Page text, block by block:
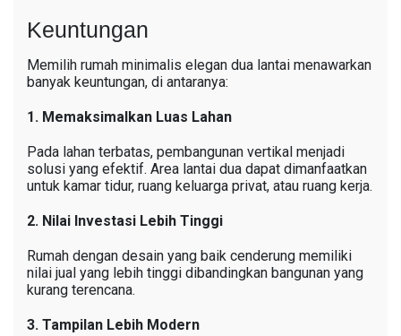
Keuntungan
Memilih rumah minimalis elegan dua lantai menawarkan
banyak keuntungan, di antaranya:
1. Memaksimalkan Luas Lahan
Pada lahan terbatas, pembangunan vertikal menjadi
solusi yang efektif. Area lantai dua dapat dimanfaatkan
untuk kamar tidur, ruang keluarga privat, atau ruang kerja.
2. Nilai Investasi Lebih Tinggi
Rumah dengan desain yang baik cenderung memiliki
nilai jual yang lebih tinggi dibandingkan bangunan yang
kurang terencana.
3. Tampilan Lebih Modern